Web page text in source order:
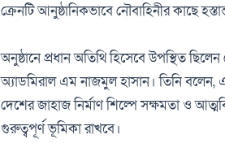
ক্রেনটি আনুষ্ঠানিকভাবে নৌবাহিনীর কাছে
অনুষ্ঠানে প্রধান অতিথি হিসেবে উপস্থিত ছিলেন
অ্যাডমিরাল এম নাজমুল হাসান। তিনি বলেন,
দেশের জাহাজ নির্মাণ শিল্পে সক্ষমতা ও
গুরুত্বপূর্ণ ভূমিকা রাখবে।